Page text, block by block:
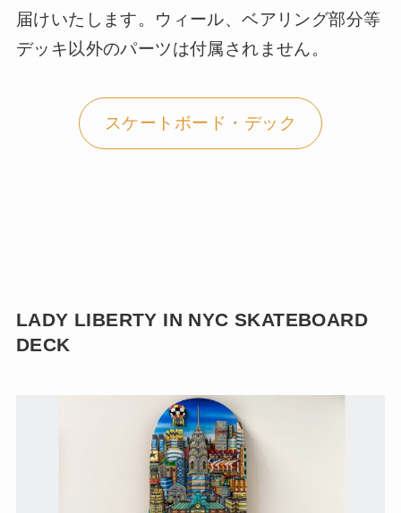
届けいたします。ウィール、ベアリング部分等
デッキ以外のパーツは付属されません。
スケートボード・デック
LADY LIBERTY IN NYC SKATEBOARD
DECK